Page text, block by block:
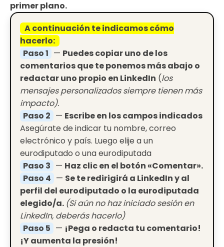
primer plano.
A continuación te indicamos cómo
hacerlo:
Paso 1 — Puedes copiar uno de los
comentarios que te ponemos más abajo o
redactar uno propio en LinkedIn (los
mensajes personalizados siempre tienen más
impacto).
Paso 2 — Escribe en los campos indicados
Asegúrate de indicar tu nombre, correo
electrónico y país. Luego elije a un
eurodiputado o una eurodiputada
Paso 3 — Haz clic en el botón «Comentar».
Paso 4 — Se te redirigirá a LinkedIn y al
perfil del eurodiputado o la eurodiputada
elegido/a. (Si aún no haz iniciado sesión en
LinkedIn, deberás hacerlo)
Paso 5 — ¡Pega o redacta tu comentario!
¡Y aumenta la presión!